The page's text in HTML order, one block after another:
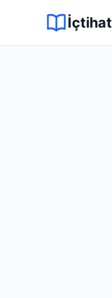
İçtihat